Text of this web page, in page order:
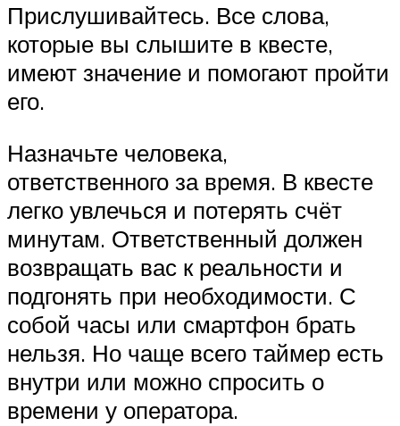
Прислушивайтесь. Все слова,
которые вы слышите в квесте,
имеют значение и помогают пройти
его.
Назначьте человека,
ответственного за время. В квесте
легко увлечься и потерять счёт
минутам. Ответственный должен
возвращать вас к реальности и
подгонять при необходимости. С
собой часы или смартфон брать
нельзя. Но чаще всего таймер есть
внутри или можно спросить о
времени у оператора.